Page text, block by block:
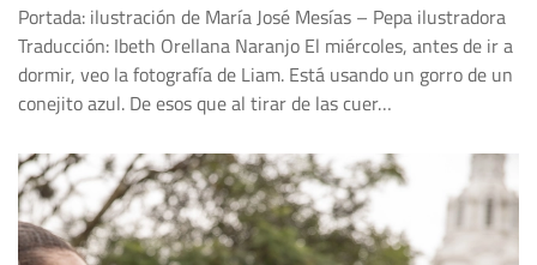
Portada: ilustración de María José Mesías – Pepa ilustradora
Traducción: Ibeth Orellana Naranjo El miércoles, antes de ir a
dormir, veo la fotografía de Liam. Está usando un gorro de un
conejito azul. De esos que al tirar de las cuer…